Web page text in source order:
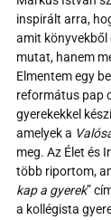
inspirált arra,
amit könyvekből
mutat, hanem
Elmentem egy
református pap
gyerekekkel
amelyek a
meg. Az Élet és
több riportom,
kap a gyerek”
a kollégista